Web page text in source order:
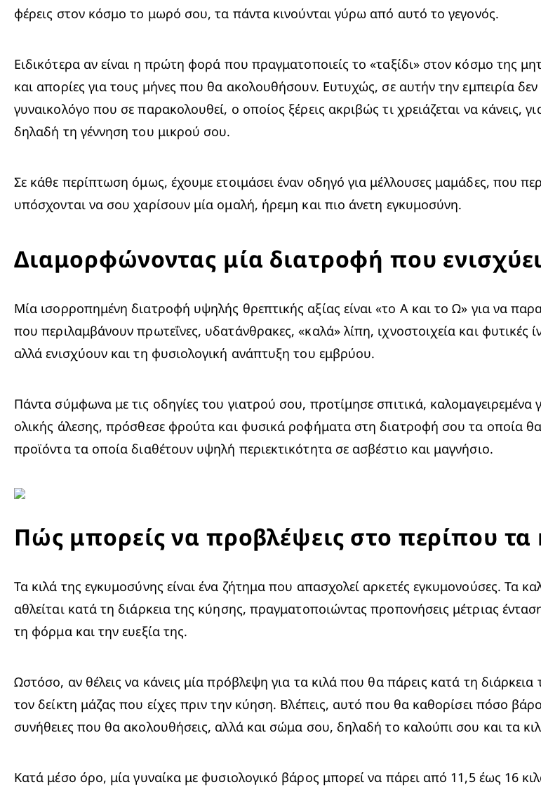
φέρεις στον κόσμο το μωρό σου, τα πάντα κινούνται γύρω από αυτό το γεγονός.
Ειδικότερα αν είναι η πρώτη φορά που πραγματοποιείς το «ταξίδι» στον κόσμο της
και απορίες για τους μήνες που θα ακολουθήσουν. Ευτυχώς, σε αυτήν την εμπειρία
γυναικολόγο που σε παρακολουθεί, ο οποίος ξέρεις ακριβώς τι χρειάζεται να κάνεις,
δηλαδή τη γέννηση του μικρού σου.
Σε κάθε περίπτωση όμως, έχουμε ετοιμάσει έναν οδηγό για μέλλουσες μαμάδες, που
υπόσχονται να σου χαρίσουν μία ομαλή, ήρεμη και πιο άνετη εγκυμοσύνη.
Διαμορφώνοντας μία διατροφή που
Μία ισορροπημένη διατροφή υψηλής θρεπτικής αξίας είναι «το Α και το Ω» για να
που περιλαμβάνουν πρωτεΐνες, υδατάνθρακες, «καλά» λίπη, ιχνοστοιχεία και φυτικές
αλλά ενισχύουν και τη φυσιολογική ανάπτυξη του εμβρύου.
Πάντα σύμφωνα με τις οδηγίες του γιατρού σου, προτίμησε σπιτικά,
ολικής άλεσης, πρόσθεσε φρούτα και φυσικά ροφήματα στη διατροφή σου τα οποία
προϊόντα τα οποία διαθέτουν υψηλή περιεκτικότητα σε ασβέστιο και μαγνήσιο.
Πώς μπορείς να προβλέψεις στο περίπου τα
Τα κιλά της εγκυμοσύνης είναι ένα ζήτημα που απασχολεί αρκετές εγκυμονούσες. Τα
αθλείται κατά τη διάρκεια της κύησης, πραγματοποιώντας προπονήσεις μέτριας
τη φόρμα και την ευεξία της.
Ωστόσο, αν θέλεις να κάνεις μία πρόβλεψη για τα κιλά που θα πάρεις κατά τη
τον δείκτη μάζας που είχες πριν την κύηση. Βλέπεις, αυτό που θα καθορίσει πόσο
συνήθειες που θα ακολουθήσεις, αλλά και σώμα σου, δηλαδή το καλούπι σου και τα
Κατά μέσο όρο, μία γυναίκα με φυσιολογικό βάρος μπορεί να πάρει από 11,5 έως 16